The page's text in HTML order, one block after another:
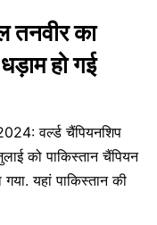
तनवीर का
हो गई
वर्ल्ड चैंपियनशिप
को पाकिस्तान चैंपियन
यहां पाकिस्तान की